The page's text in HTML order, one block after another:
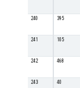
240 395
241 105
242 468
243 40